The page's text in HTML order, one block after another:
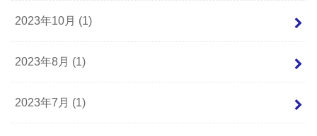
2023年10月 (1)
2023年8月 (1)
2023年7月 (1)